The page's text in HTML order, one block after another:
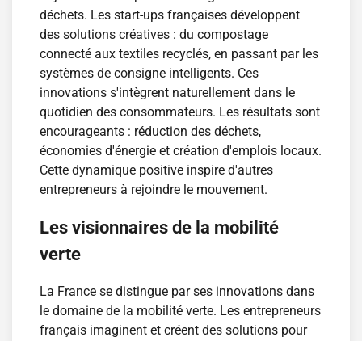
déchets. Les start-ups françaises développent
des solutions créatives : du compostage
connecté aux textiles recyclés, en passant par les
systèmes de consigne intelligents. Ces
innovations s'intègrent naturellement dans le
quotidien des consommateurs. Les résultats sont
encourageants : réduction des déchets,
économies d'énergie et création d'emplois locaux.
Cette dynamique positive inspire d'autres
entrepreneurs à rejoindre le mouvement.
Les visionnaires de la mobilité
verte
La France se distingue par ses innovations dans
le domaine de la mobilité verte. Les entrepreneurs
français imaginent et créent des solutions pour